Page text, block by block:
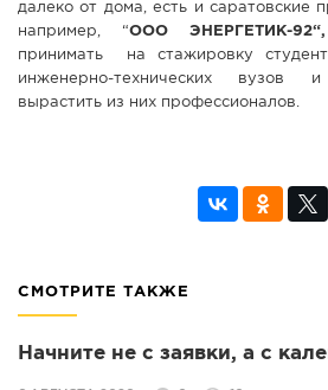
далеко от дома, есть и саратовские
например, “ООО ЭНЕРГЕТИК-
принимать на стажировку
инженерно-технических вузов
вырастить из них профессионалов.
СМОТРИТЕ ТАКЖЕ
Начните не с заявки, а с